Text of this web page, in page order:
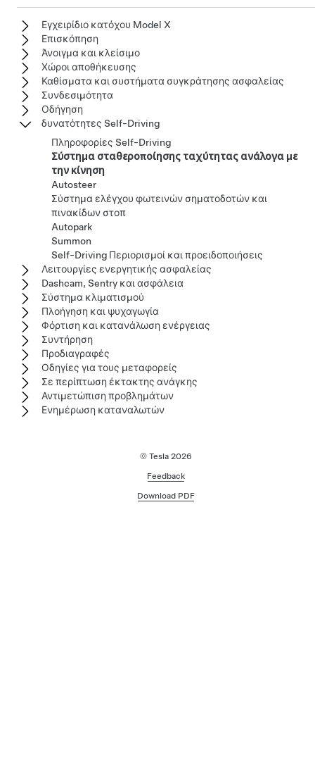
Εγχειρίδιο κατόχου Model X
Επισκόπηση
Άνοιγμα και κλείσιμο
Χώροι αποθήκευσης
Καθίσματα και συστήματα συγκράτησης ασφαλείας
Συνδεσιμότητα
Οδήγηση
δυνατότητες Self-Driving
Πληροφορίες Self-Driving
Σύστημα σταθεροποίησης ταχύτητας ανάλογα με
την κίνηση
Autosteer
Σύστημα ελέγχου φωτεινών σηματοδοτών και
πινακίδων στοπ
Autopark
Summon
Self-Driving Περιορισμοί και προειδοποιήσεις
Λειτουργίες ενεργητικής ασφαλείας
Dashcam, Sentry και ασφάλεια
Σύστημα κλιματισμού
Πλοήγηση και ψυχαγωγία
Φόρτιση και κατανάλωση ενέργειας
Συντήρηση
Προδιαγραφές
Οδηγίες για τους μεταφορείς
Σε περίπτωση έκτακτης ανάγκης
Αντιμετώπιση προβλημάτων
Ενημέρωση καταναλωτών
© Tesla 2026
Feedback
Download PDF